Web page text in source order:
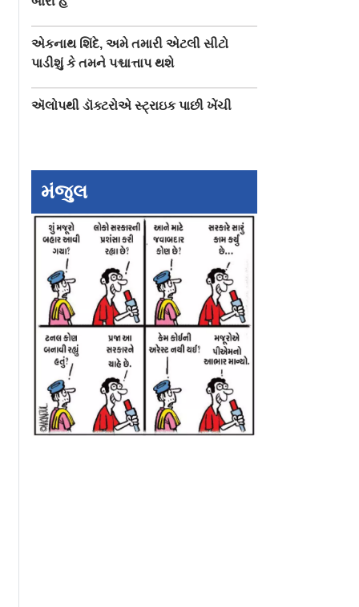
ટિપ્પણી
મધ્ય પ્રદેશની દતિયા
બેઠક પર BJP કૉન્ગ્રેસને
હરાવવામાં ફરી નિષ્ફળ
એકનાથ શિંદે, અમે તમારી એટલી સીટો
પાડીશું કે તમને પશ્ચાત્તાપ થશે
ઍલોપથી ડૉક્ટરોએ સ્ટ્રાઇક પાછી ખેંચી
મંજુલ